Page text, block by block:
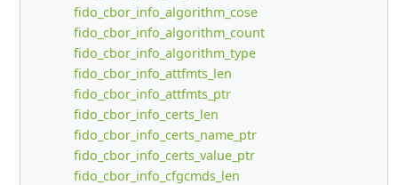
fido_cbor_info_algorithm_cose
fido_cbor_info_algorithm_count
fido_cbor_info_algorithm_type
fido_cbor_info_attfmts_len
fido_cbor_info_attfmts_ptr
fido_cbor_info_certs_len
fido_cbor_info_certs_name_ptr
fido_cbor_info_certs_value_ptr
fido_cbor_info_cfgcmds_len